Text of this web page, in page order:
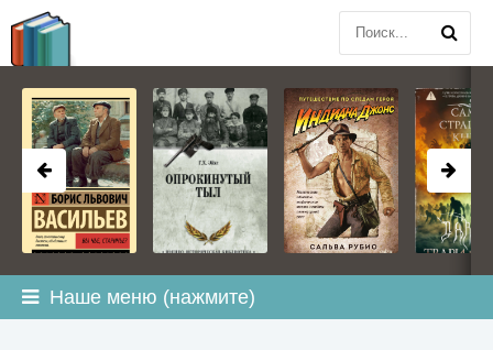
Наше меню (нажмите)
BOOKPLANETA.COM